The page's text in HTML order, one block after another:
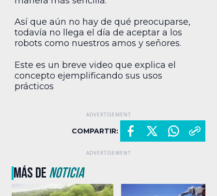
Así que aún no hay de qué preocuparse,
todavía no llega el día de aceptar a los
robots como nuestros amos y señores.
Este es un breve video que explica el
concepto ejemplificando sus usos
prácticos
COMPARTIR:
MÁS DENOTICIA